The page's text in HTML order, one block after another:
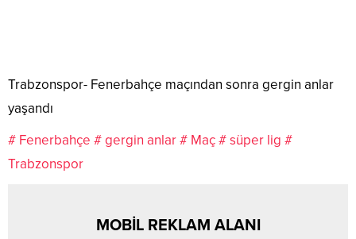
Trabzonspor- Fenerbahçe maçından sonra gergin anlar
yaşandı
# Fenerbahçe # gergin anlar# Maç# süper lig #
Trabzonspor
MOBİL REKLAM ALANI